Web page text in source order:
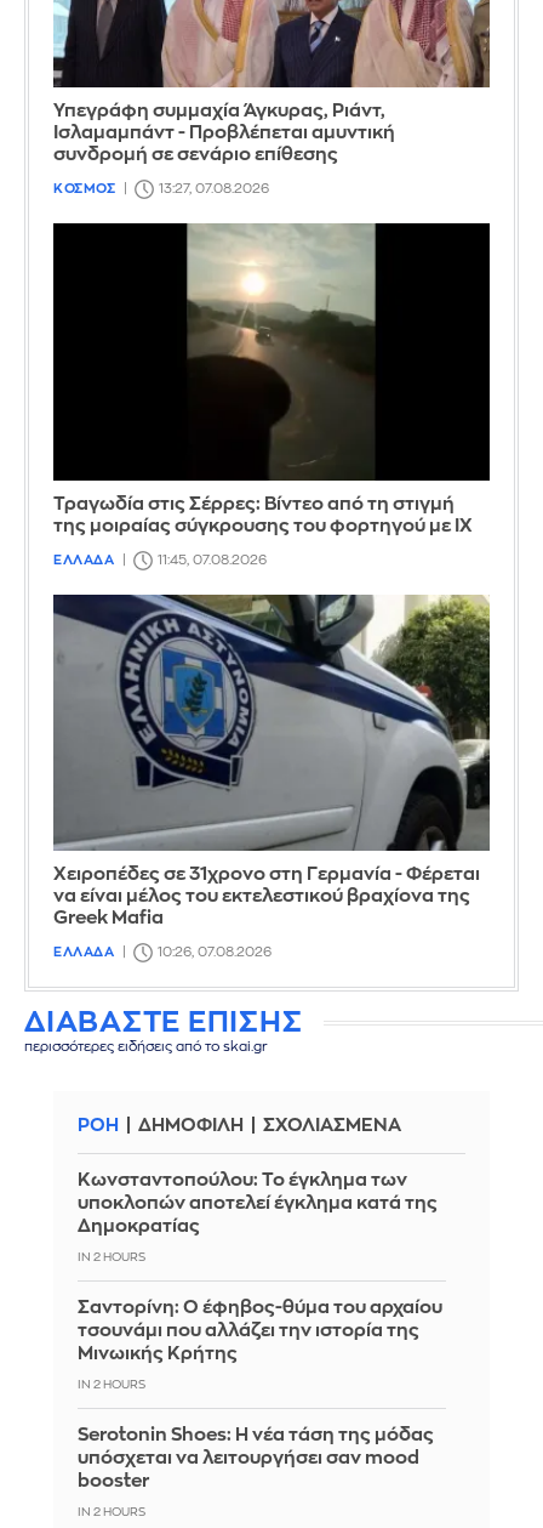
Υπεγράφη συμμαχία Άγκυρας, Ριάντ,
Ισλαμαμπάντ - Προβλέπεται αμυντική
συνδρομή σε σενάριο επίθεσης
ΚΟΣΜΟΣ 13:27, 07.08.2026
Τραγωδία στις Σέρρες: Βίντεο από τη στιγμή
της μοιραίας σύγκρουσης του φορτηγού με ΙΧ
ΕΛΛΑΔΑ 11:45, 07.08.2026
Χειροπέδες σε 31χρονο στη Γερμανία - Φέρεται
να είναι μέλος του εκτελεστικού βραχίονα της
Greek Mafia
ΕΛΛΑΔΑ 10:26, 07.08.2026
ΔΙΑΒΑΣΤΕ ΕΠΙΣΗΣ
περισσότερες ειδήσεις από το skai.gr
ΡΟΗ ΔΗΜΟΦΙΛΗ ΣΧΟΛΙΑΣΜΕΝΑ
Κωνσταντοπούλου: Το έγκλημα των
υποκλοπών αποτελεί έγκλημα κατά της
Δημοκρατίας
IN 2 HOURS
Σαντορίνη: Ο έφηβος-θύμα του αρχαίου
τσουνάμι που αλλάζει την ιστορία της
Μινωικής Κρήτης
IN 2 HOURS
Serotonin Shoes: Η νέα τάση της μόδας
υπόσχεται να λειτουργήσει σαν mood
booster
IN 2 HOURS